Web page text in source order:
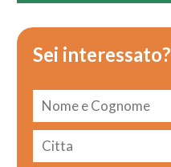
Sei interessato?